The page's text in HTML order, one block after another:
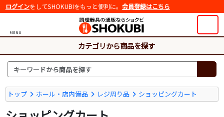
ログインをしてSHOKUBIをもっと便利に。 会員登録はこちら
MENU
カテゴリから商品を探す
トップ ホール・店内備品 レジ周り品 ショッピングカート